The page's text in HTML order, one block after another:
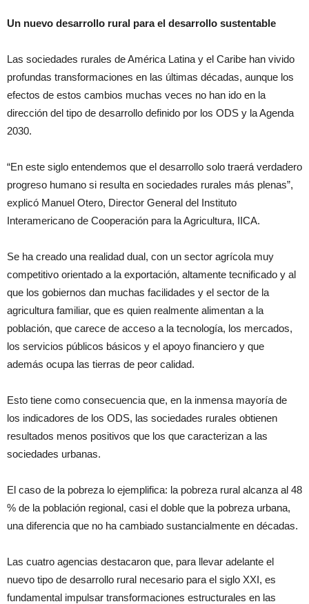
Un nuevo desarrollo rural para el desarrollo sustentable
Las sociedades rurales de América Latina y el Caribe han vivido
profundas transformaciones en las últimas décadas, aunque los
efectos de estos cambios muchas veces no han ido en la
dirección del tipo de desarrollo definido por los ODS y la Agenda
2030.
“En este siglo entendemos que el desarrollo solo traerá verdadero
progreso humano si resulta en sociedades rurales más plenas”,
explicó Manuel Otero, Director General del Instituto
Interamericano de Cooperación para la Agricultura, IICA.
Se ha creado una realidad dual, con un sector agrícola muy
competitivo orientado a la exportación, altamente tecnificado y al
que los gobiernos dan muchas facilidades y el sector de la
agricultura familiar, que es quien realmente alimentan a la
población, que carece de acceso a la tecnología, los mercados,
los servicios públicos básicos y el apoyo financiero y que
además ocupa las tierras de peor calidad.
Esto tiene como consecuencia que, en la inmensa mayoría de
los indicadores de los ODS, las sociedades rurales obtienen
resultados menos positivos que los que caracterizan a las
sociedades urbanas.
El caso de la pobreza lo ejemplifica: la pobreza rural alcanza al 48
% de la población regional, casi el doble que la pobreza urbana,
una diferencia que no ha cambiado sustancialmente en décadas.
Las cuatro agencias destacaron que, para llevar adelante el
nuevo tipo de desarrollo rural necesario para el siglo XXI, es
fundamental impulsar transformaciones estructurales en las